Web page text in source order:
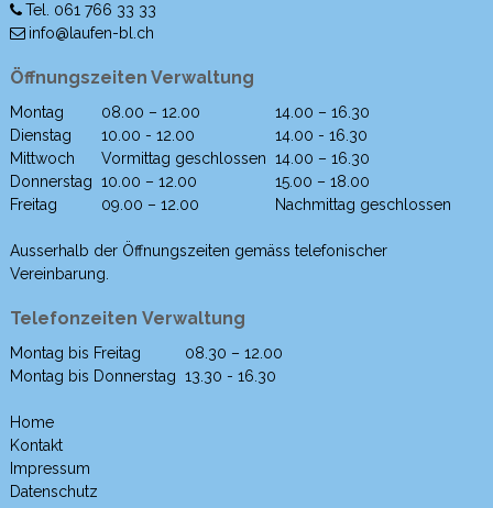
Tel. 061 766 33 33
info@laufen-bl.ch
Öffnungszeiten Verwaltung
Wochentag Morgen Nachmittag
Montag 08.00 – 12.00
14.00 – 16.30
Dienstag
10.00 - 12.00
14.00 - 16.30
Mittwoch
Vormittag geschlossen 14.00 – 16.30
Donnerstag 10.00 – 12.00
15.00 – 18.00
Freitag
09.00 – 12.00 Nachmittag geschlossen
Ausserhalb der Öffnungszeiten gemäss telefonischer
Vereinbarung.
Telefonzeiten Verwaltung
Wochentag Morgen Nachmittag
Montag bis Freitag
08.30 – 12.00
Montag bis Donnerstag 13.30 - 16.30
Home
Kontakt
Impressum
Datenschutz